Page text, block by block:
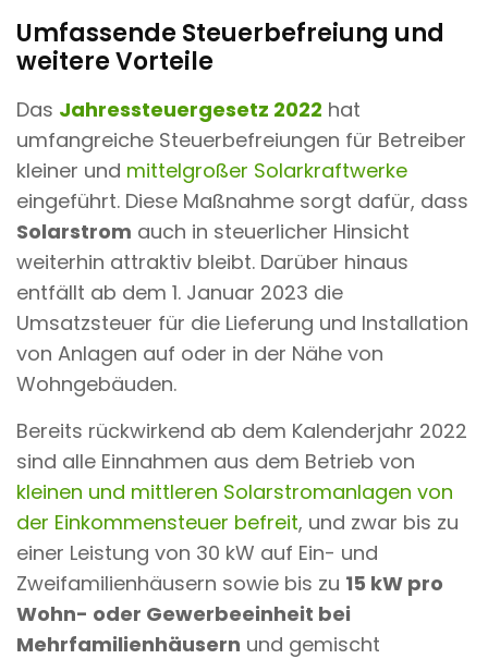
Umfassende Steuerbefreiung und
weitere Vorteile
Das Jahressteuergesetz 2022 hat
umfangreiche Steuerbefreiungen für Betreiber
kleiner und mittelgroßer Solarkraftwerke
eingeführt. Diese Maßnahme sorgt dafür, dass
Solarstrom auch in steuerlicher Hinsicht
weiterhin attraktiv bleibt. Darüber hinaus
entfällt ab dem 1. Januar 2023 die
Umsatzsteuer für die Lieferung und Installation
von Anlagen auf oder in der Nähe von
Wohngebäuden.
Bereits rückwirkend ab dem Kalenderjahr 2022
sind alle Einnahmen aus dem Betrieb von
kleinen und mittleren Solarstromanlagen von
der Einkommensteuer befreit, und zwar bis zu
einer Leistung von 30 kW auf Ein- und
Zweifamilienhäusern sowie bis zu 15 kW pro
Wohn- oder Gewerbeeinheit bei
Mehrfamilienhäusern und gemischt